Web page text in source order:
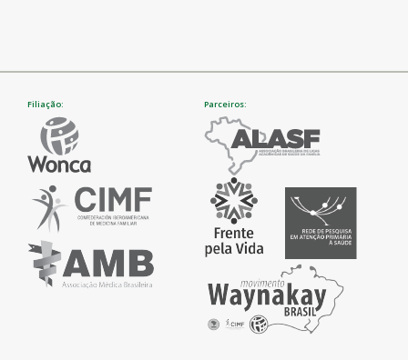
Filiação: Parceiros: